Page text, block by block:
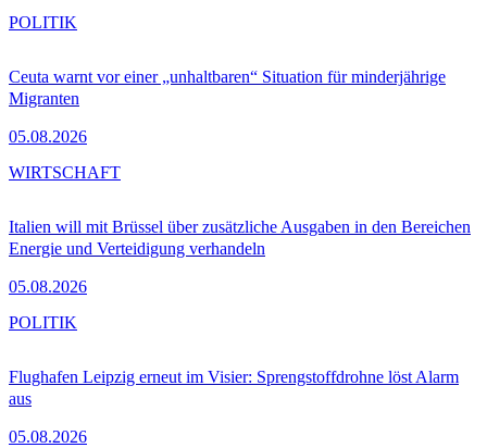
Ceuta warnt vor einer „unhaltbaren“ Situation für minderjährige
Migranten
05.08.2026
POLITIK
Italien will mit Brüssel über zusätzliche Ausgaben in den Bereichen
Energie und Verteidigung verhandeln
05.08.2026
WIRTSCHAFT
Flughafen Leipzig erneut im Visier: Sprengstoffdrohne löst Alarm
aus
05.08.2026
POLITIK